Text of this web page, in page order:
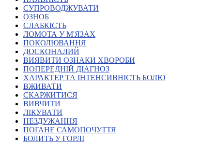
Волинська область
Дніпропетровська область
Донецька область
Житомирська область
Закарпатська область
Запорізька область
Івано-Франківська область
Київ
Київська область
Миколаївська область
Одеська область
СУПРОВОДЖУВАТИ
ОЗНОБ
СЛАБКІСТЬ
ЛОМОТА У М'ЯЗАХ
ПОКОЛЮВАННЯ
ДОСКОНАЛИЙ
ВИЯВИТИ ОЗНАКИ ХВОРОБИ
ПОПЕРЕДНІЙ ДІАГНОЗ
ХАРАКТЕР ТА ІНТЕНСИВНІСТЬ БОЛЮ
ВЖИВАТИ
СКАРЖИТИСЯ
ВИВЧИТИ
ЛІКУВАТИ
НЕЗДУЖАННЯ
ПОГАНЕ САМОПОЧУТТЯ
БОЛИТЬ У ГОРЛІ